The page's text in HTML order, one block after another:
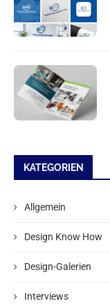
KATEGORIEN
Allgemein
Design Know How
Design-Galerien
Interviews